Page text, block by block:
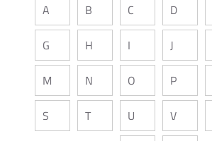
A B C D
G H I J
M N O P
S T U V